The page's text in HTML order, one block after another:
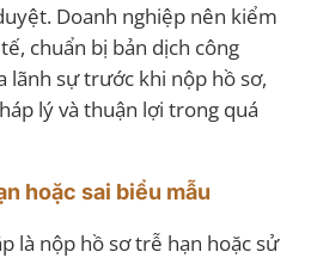
Doanh nghiệp nên kiểm
chuẩn bị bản dịch công
lãnh sự trước khi nộp hồ sơ,
lý và thuận lợi trong quá
hoặc sai biểu mẫu
là nộp hồ sơ trễ hạn hoặc sử